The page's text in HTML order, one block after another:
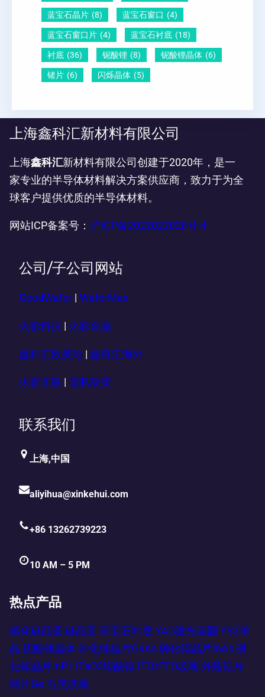
蓝宝石晶片 (8) 蓝宝石窗口 (4)
蓝宝石窗口片 (4) 蓝宝石衬底 (18)
衬底 (36) 铌酸锂 (8) 铌酸锂晶体 (6)
锗片 (6) 闪烁晶体 (5)
上海鑫科汇新材料有限公司
上海鑫科汇新材料有限公司创建于2020年，是一
家专业的半导体材料解决方案供应商，致力于为全
球客户提供优质的半导体材料。
网站ICP备案号： 沪ICP备2022022028号-4
公司/子公司网站
GoodWafer WaferMax
火影科技 火影金晶
鑫科汇欧美站 | 鑫科汇海外
火影互联 隐私政策
联系我们
上海,中国
aliyihua@xinkehui.com
+86 13262739223
10 AM – 5 PM
热点产品
碳化硅晶圆 硅晶圆 蓝宝石衬底 YAG激光晶圆 YSZ单
晶 铌酸锂晶体 砷化镓晶片GaAs 砷化铟晶片InAs 磷
化铟晶片InP LiTaO3钽酸锂 ITO/FTO玻璃 外延硅片
锗片Ge 石英玻璃